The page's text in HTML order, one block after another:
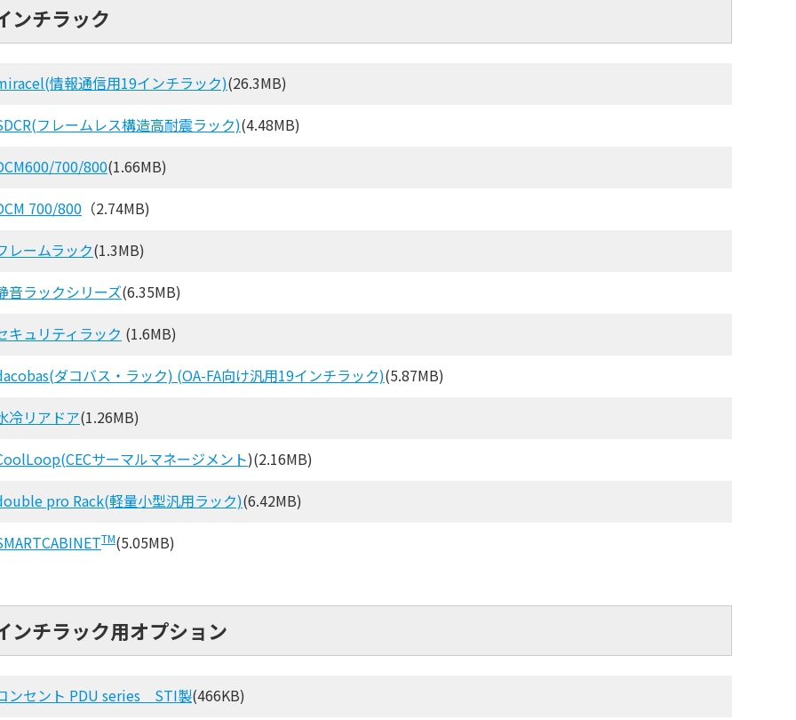
ンチラック
情報通信用19インチラック)(26.3MB)
フレームレス構造高耐震ラック)(4.48MB)
700/800(1.66MB)
700/800 （2.74MB)
レームラック(1.3MB)
音ラックシリーズ(6.35MB)
キュリティラック (1.6MB)
ダコバス・ラック) (OA-FA向け汎用19インチラック)(5.87MB)
冷リアドア(1.26MB)
サーマルマネージメント)(2.16MB)
pro Rack(軽量小型汎用ラック)(6.42MB)
TM(5.05MB)
ンチラック用オプション
ンセント PDU series STI製(466KB)